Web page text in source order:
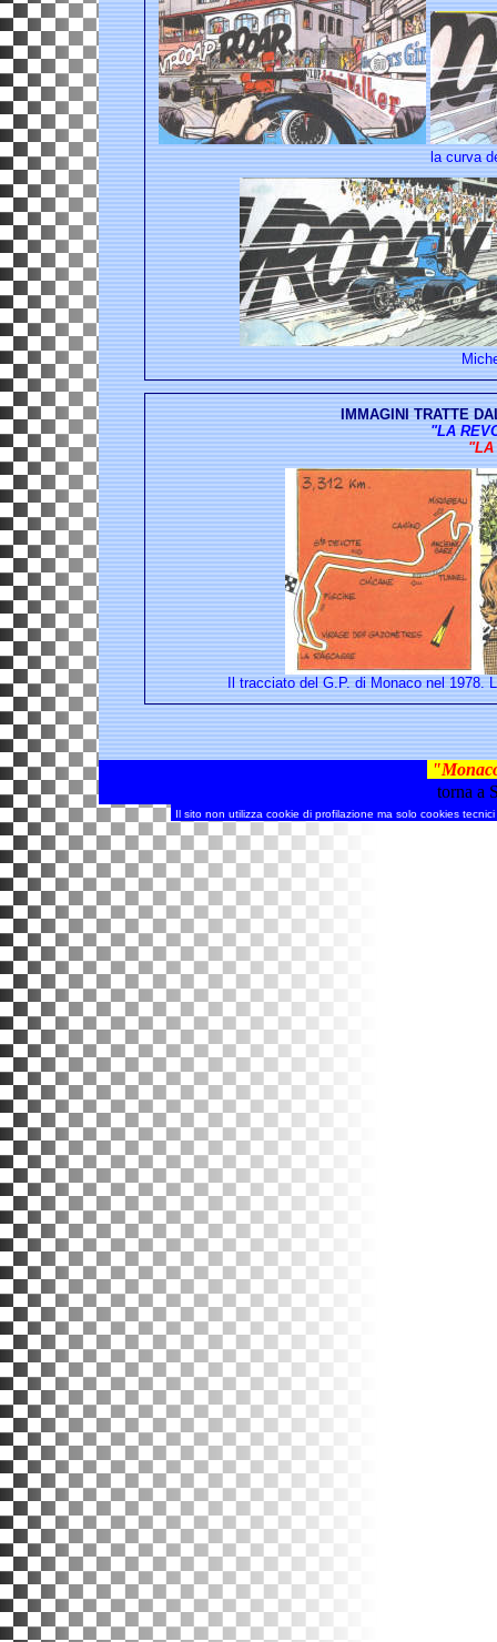
la curva
IMMAGINI TRATTE
"LA
"LA
Il tracciato del G.P. di Monaco nel
torna a
Il sito non utilizza cookie di profilazione ma solo cookies